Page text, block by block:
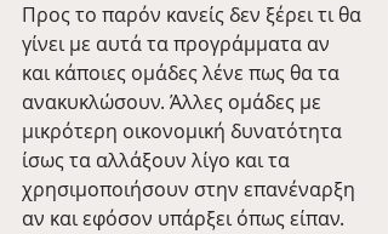
Προς το παρόν κανείς δεν ξέρει τι θα
γίνει με αυτά τα προγράμματα αν
και κάποιες ομάδες λένε πως θα τα
ανακυκλώσουν. Άλλες ομάδες με
μικρότερη οικονομική δυνατότητα
ίσως τα αλλάξουν λίγο και τα
χρησιμοποιήσουν στην επανέναρξη
αν και εφόσον υπάρξει όπως είπαν.